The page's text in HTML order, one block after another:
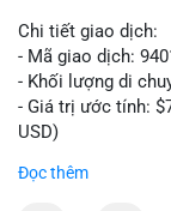
Chi tiết giao dịch:
- Mã giao dịch:
- Khối lượng di
- Giá trị ước tính:
USD)
Đọc thêm